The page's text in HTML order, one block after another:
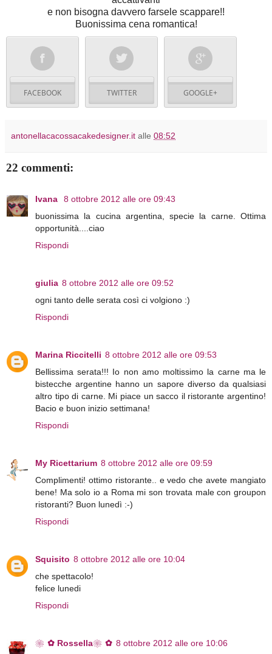
e non bisogna davvero farsele scappare!!
Buonissima cena romantica!
FACEBOOK TWITTER GOOGLE+
antonellacacossacakedesigner.it alle 08:52
22 commenti:
Ivana
8 ottobre 2012 alle ore 09:43
buonissima la cucina argentina, specie la carne. Ottima
opportunità....ciao
Rispondi
giulia 8 ottobre 2012 alle ore 09:52
ogni tanto delle serata così ci volgiono :)
Rispondi
Marina Riccitelli 8 ottobre 2012 alle ore 09:53
Bellissima serata!!! Io non amo moltissimo la carne ma le
bistecche argentine hanno un sapore diverso da qualsiasi
altro tipo di carne. Mi piace un sacco il ristorante argentino!
Bacio e buon inizio settimana!
Rispondi
My Ricettarium 8 ottobre 2012 alle ore 09:59
Complimenti! ottimo ristorante.. e vedo che avete mangiato
bene! Ma solo io a Roma mi son trovata male con groupon
ristoranti? Buon lunedì :-)
Rispondi
Squisito 8 ottobre 2012 alle ore 10:04
che spettacolo!
felice lunedi
Rispondi
❀✿ Rossella❀✿ 8 ottobre 2012 alle ore 10:06